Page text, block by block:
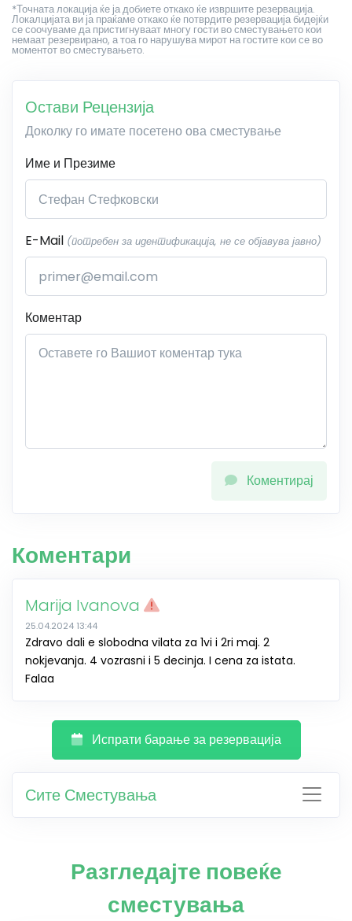
*Точната локација ќе ја добиете откако ќе извршите резервација.
Локалцијата ви ја праќаме откако ќе потврдите резервација бидејќи
се соочуваме да пристигнуваат многу гости во сместувањето кои
немаат резервирано, а тоа го нарушува мирот на гостите кои се во
моментот во сместувањето.
Остави Рецензија
Доколку го имате посетено ова сместување
Име и Презиме
E-Mail (потребен за идентификација, не се објавува јавно)
Коментар
Коментирај
Коментари
Marija Ivanova
25.04.2024 13:44
Zdravo dali e slobodna vilata za 1vi i 2ri maj. 2
nokjevanja. 4 vozrasni i 5 decinja. I cena za istata.
Falaa
Испрати барање за резервација
Сите Сместувања
Разгледајте повеќе
сместувања